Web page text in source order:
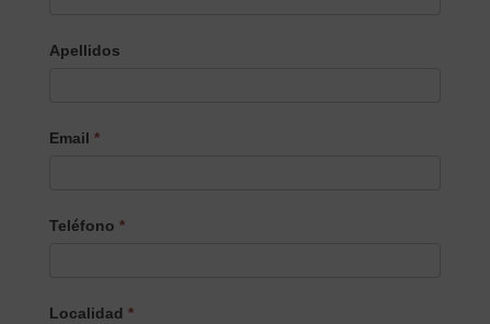
Apellidos
Email *
Teléfono *
Localidad *